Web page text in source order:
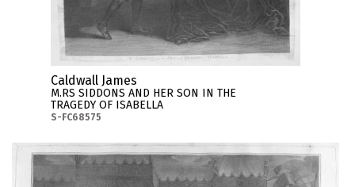
Caldwall James
M.RS SIDDONS AND HER SON IN THE
TRAGEDY OF ISABELLA
S-FC68575